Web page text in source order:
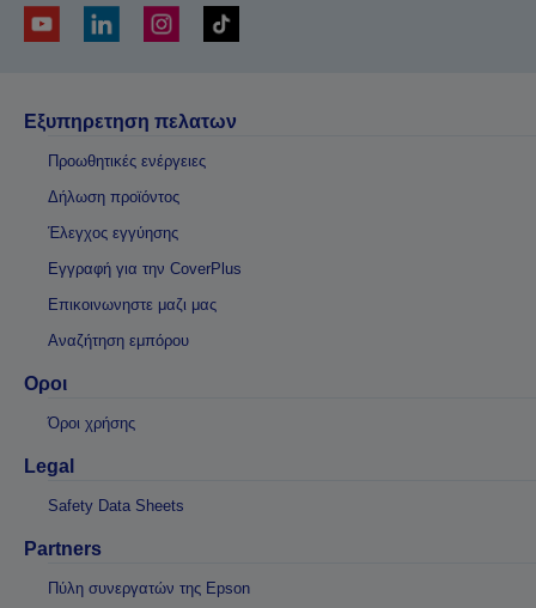
Εξυπηρετηση πελατων
Προωθητικές ενέργειες
Δήλωση προϊόντος
Έλεγχος εγγύησης
Εγγραφή για την CoverPlus
Επικοινωνηστε μαζι μας
Αναζήτηση εμπόρου
Οροι
Όροι χρήσης
Legal
Safety Data Sheets
Partners
Πύλη συνεργατών της Epson